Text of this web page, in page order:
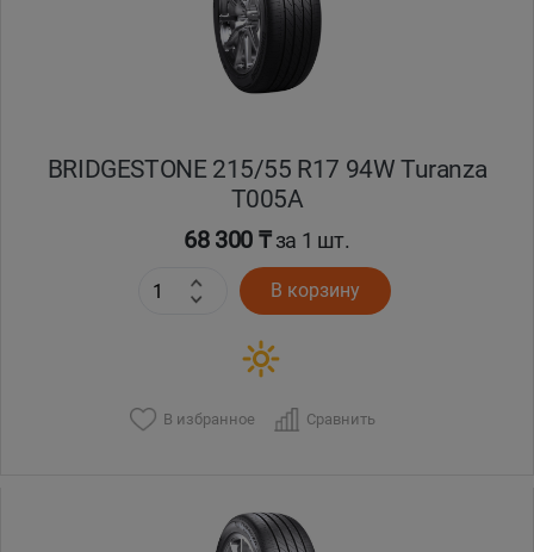
BRIDGESTONE 215/55 R17 94W Turanza
T005А
68 300 ₸за 1 шт.
В корзину
В избранное Сравнить